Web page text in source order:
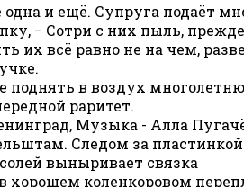
и ещё. Супруга подаёт
− Сотри с них пыль,
их всё равно не на чем,
поднять в воздух
раритет.
Музыка - Алла
Следом за
выныривает связка
хорошем коленкоровом